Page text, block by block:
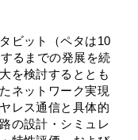
ビット（ペタは10
るまでの発展を続
を検討するととも
ネットワーク実現
レス通信と具体的
の設計・シミュレ